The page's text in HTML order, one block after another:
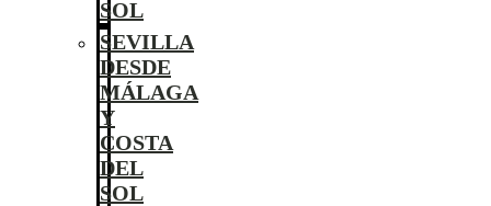
SOL
SEVILLA
DESDE
MÁLAGA
Y
COSTA
DEL
SOL